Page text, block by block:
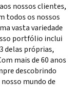
nossos clientes,
todos os nossos
vasta variedade
portfólio inclui
delas próprias,
mais de 60 anos
descobrindo
mundo de